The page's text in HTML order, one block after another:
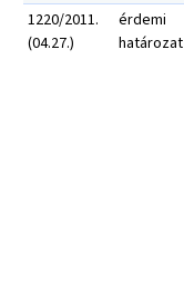
1220/2011.
(04.27.)
érdemi
határozat